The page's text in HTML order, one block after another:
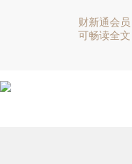
财新通会员
可畅读全文